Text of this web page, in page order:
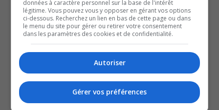
puisque eux-mêmes ne sont pas en mesure de déposer
les certificats nécessaires afin de poursuivre les
démarches judiciaires. D’ailleurs, la grande majorité des
médiation et permettent souvent d’éviter la tenue d’un
procès.
C’est fort simple. Nous autres, sans médiation, tout
tombe à l’eau. Ça marche plus là. Les tribunaux sont déjà
données à caractère personnel sur la base de l'intérêt
légitime. Vous pouvez vous y opposer en gérant vos options
ci-dessous. Recherchez un lien en bas de cette page ou dans
le menu du site pour gérer ou retirer votre consentement
dans les paramètres des cookies et de confidentialité.
Autoriser
Gérer vos préférences